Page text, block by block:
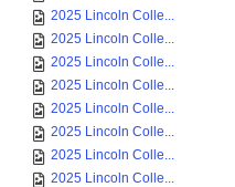
2025 Lincoln Colle...
2025 Lincoln Colle...
2025 Lincoln Colle...
2025 Lincoln Colle...
2025 Lincoln Colle...
2025 Lincoln Colle...
2025 Lincoln Colle...
2025 Lincoln Colle...